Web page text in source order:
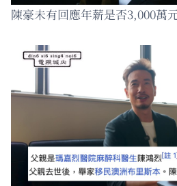
陳豪未有回應年薪是否3,000萬